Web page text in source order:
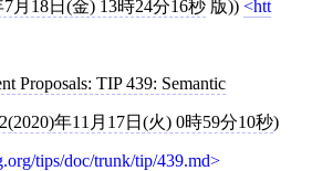
月18日(金) 13時24分16秒 版)) htt
Proposals: TIP 439: Semantic
年11月17日(火) 0時59分10秒)
tips/doc/trunk/tip/439.md